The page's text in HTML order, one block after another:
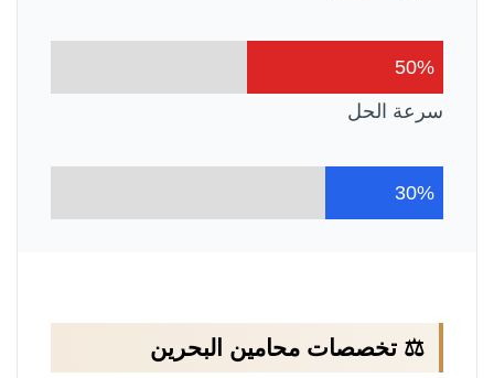
50%
سرعة الحل
30%
⚖️ تخصصات محامين البحرين